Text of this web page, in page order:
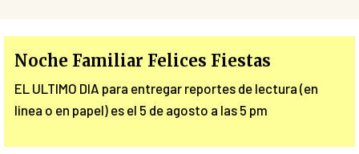
Noche Familiar Felices Fiestas
EL ULTIMO DIA para entregar reportes de lectura (en
linea o en papel) es el 5 de agosto a las 5 pm